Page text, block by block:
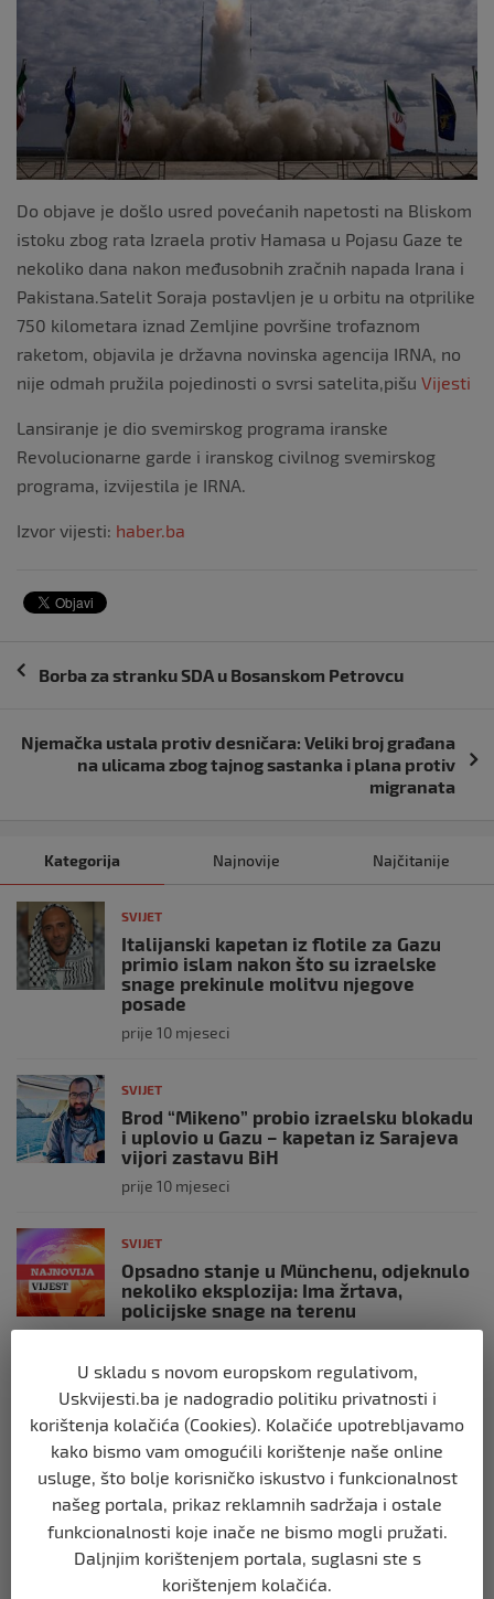
Do objave je došlo usred povećanih napetosti na Bliskom
istoku zbog rata Izraela protiv Hamasa u Pojasu Gaze te
nekoliko dana nakon međusobnih zračnih napada Irana i
Pakistana.Satelit Soraja postavljen je u orbitu na otprilike
750 kilometara iznad Zemljine površine trofaznom
raketom, objavila je državna novinska agencija IRNA, no
nije odmah pružila pojedinosti o svrsi satelita,pišu Vijesti
Lansiranje je dio svemirskog programa iranske
Revolucionarne garde i iranskog civilnog svemirskog
programa, izvijestila je IRNA.
Izvor vijesti: haber.ba
Navigacija
Borba za stranku SDA u Bosanskom Petrovcu
Njemačka ustala protiv desničara: Veliki broj građana
na ulicama zbog tajnog sastanka i plana protiv
migranata
Kategorija Najnovije Najčitanije
SVIJET
Italijanski kapetan iz flotile za Gazu
primio islam nakon što su izraelske
snage prekinule molitvu njegove
posade
prije 10 mjeseci
SVIJET
Brod “Mikeno” probio izraelsku blokadu
i uplovio u Gazu – kapetan iz Sarajeva
vijori zastavu BiH
prije 10 mjeseci
SVIJET
Opsadno stanje u Münchenu, odjeknulo
nekoliko eksplozija: Ima žrtava,
policijske snage na terenu
SVIJET
Putin: Spremni smo vojno uzvratiti
prije 11 mjeseci
SVIJET
Papa Lav XIV izjavio da je situacija vrlo
ozbiljna nakon izraelskog napada na
U skladu s novom europskom regulativom,
Uskvijesti.ba je nadogradio politiku privatnosti i
korištenja kolačića (Cookies). Kolačiće upotrebljavamo
kako bismo vam omogućili korištenje naše online
usluge, što bolje korisničko iskustvo i funkcionalnost
našeg portala, prikaz reklamnih sadržaja i ostale
funkcionalnosti koje inače ne bismo mogli pružati.
Daljnjim korištenjem portala, suglasni ste s
korištenjem kolačića.